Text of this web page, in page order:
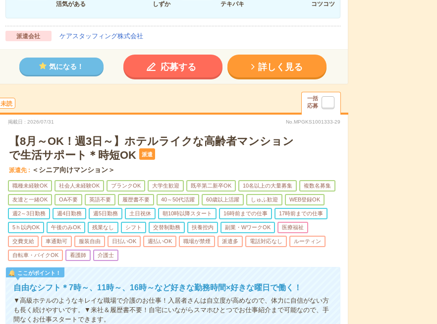
活気がある
しずか
テキパキ
コツコツ
派遣会社 ケアスタッフィング株式会社
気になる！ 応募する 詳しく見る
未読
一括
応募
掲載日 2026/07/31 No.MPGKS1001333-29
【8月～OK！週3日～】ホテルライクな高齢者マンション
で生活サポート＊時短OK
派遣
派遣先 ＜シニア向けマンション＞
職種未経験OK 社会人未経験OK ブランクOK 大学生歓迎 既卒第二新卒OK 10名以上の大量募集 複数名募集
友達と一緒OK OA不要 英語不要 履歴書不要 40～50代活躍 60歳以上活躍 しゅふ歓迎 WEB登録OK
週2～3日勤務 週4日勤務 週5日勤務 土日祝休 朝10時以降スタート 16時前までの仕事 17時前までの仕事
5ｈ以内OK 午後のみOK 残業なし シフト 交替制勤務 扶養控内 副業・WワークOK 医療福祉
交費支給 車通勤可 服装自由 日払いOK 週払いOK 職場が禁煙 派遣多 電話対応なし ルーティン
自転車・バイクOK 看護師 介護士
ここがポイント！
自由なシフト＊7時～、11時～、16時～など好きな勤務時間×好きな曜日で働く！
▼高級ホテルのようなキレイな職場で介護のお仕事！入居者さんは自立度が高めなので、体力に自信がない方
も長く続けやすいです。▼来社＆履歴書不要！自宅にいながらスマホひとつでお仕事紹介まで可能なので、手
間なくお仕事スタートできます。